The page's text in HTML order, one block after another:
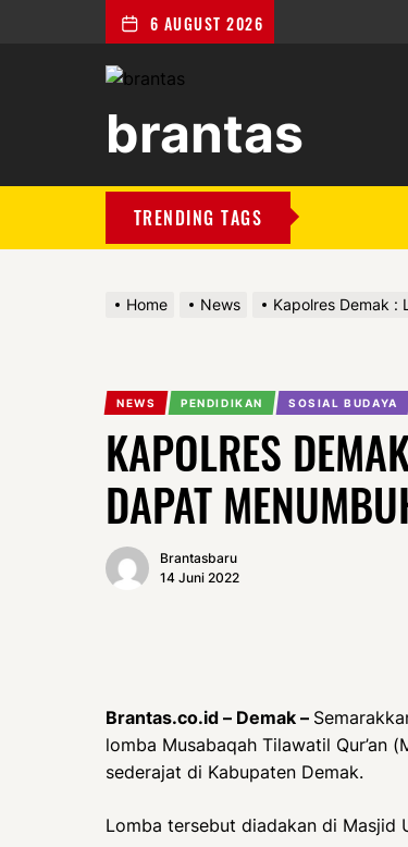
6 AUGUST 2026
brantas
TRENDING TAGS
Home News Kapolres Demak :
NEWS PENDIDIKAN SOSIAL BUDAYA
KAPOLRES
DAPAT
Brantasbaru
14 Juni 2022
Brantas.co.id – Demak –
lomba Musabaqah Tilawatil Qur’an
sederajat di Kabupaten Demak.
Lomba tersebut diadakan di Masjid